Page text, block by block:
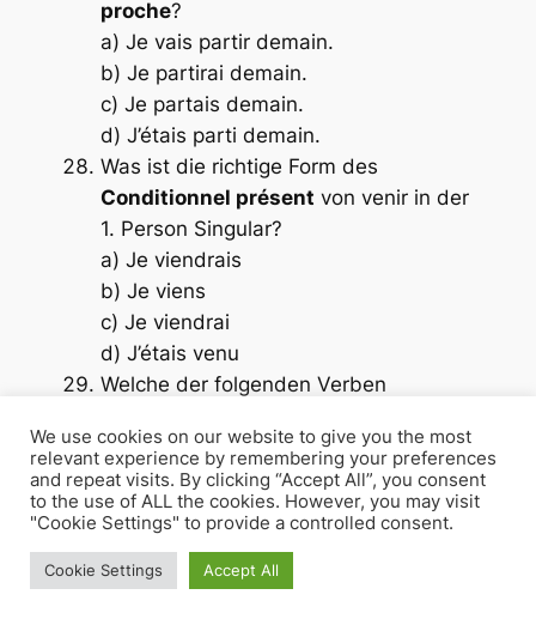
proche?
a) Je vais partir demain.
b) Je partirai demain.
c) Je partais demain.
d) J’étais parti demain.
Was ist die richtige Form des
Conditionnel présent von venirin der
1. Person Singular?
a) Je viendrais
b) Je viens
c) Je viendrai
d) J’étais venu
Welche der folgenden Verben
a) savoir
b) venir
c) pouvoir
d) dire
Welche Zeitform wird verwendet, um
We use cookies on our website to give you the most
relevant experience by remembering your preferences
and repeat visits. By clicking “Accept All”, you consent
to the use of ALL the cookies. However, you may visit
"Cookie Settings" to provide a controlled consent.
Cookie Settings Accept All